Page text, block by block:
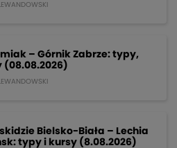
– Górnik Zabrze: typy,
(08.08.2026)
Bielsko-Biała – Lechia
typy i kursy (8.08.2026)